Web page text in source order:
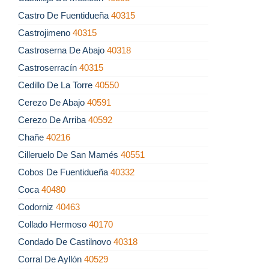
Castro De Fuentidueña 40315
Castrojimeno 40315
Castroserna De Abajo 40318
Castroserracín 40315
Cedillo De La Torre 40550
Cerezo De Abajo 40591
Cerezo De Arriba 40592
Chañe 40216
Cilleruelo De San Mamés 40551
Cobos De Fuentidueña 40332
Coca 40480
Codorniz 40463
Collado Hermoso 40170
Condado De Castilnovo 40318
Corral De Ayllón 40529